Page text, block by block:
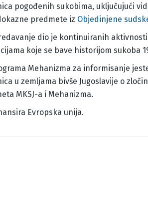
pogođenih sukobima, uključujući
predmete iz Objedinjene
dio je kontinuiranih
koje se bave historijom sukoba
Mehanizma za informisanje
u zemljama bivše Jugoslavije o
MKSJ-a i Mehanizma.
Evropska unija.